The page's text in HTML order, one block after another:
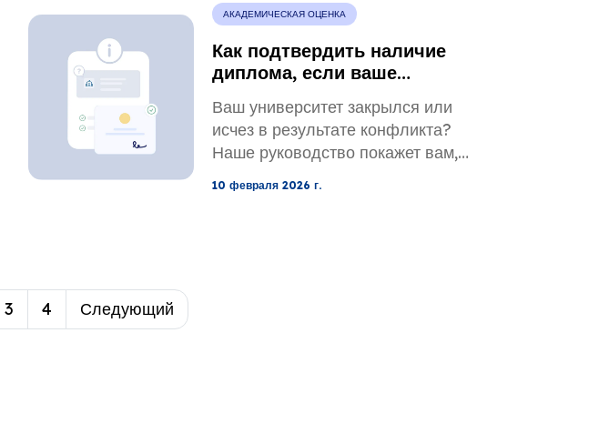
документации, чтобы как можно
быстрее получить признанную
оценку.
АКАДЕМИЧЕСКАЯ ОЦЕНКА
Как подтвердить наличие
диплома, если ваше
или разрушено.
Ваш университет закрылся или
исчез в результате конфликта?
Наше руководство покажет вам,
восстановить ваши
10 февраля 2026 г.
3 4 Следующий